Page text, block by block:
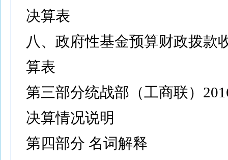
决算表
八、政府性基金预算财政拨款
算表
第三部分统战部（工商联）
决算情况说明
第四部分 名词解释